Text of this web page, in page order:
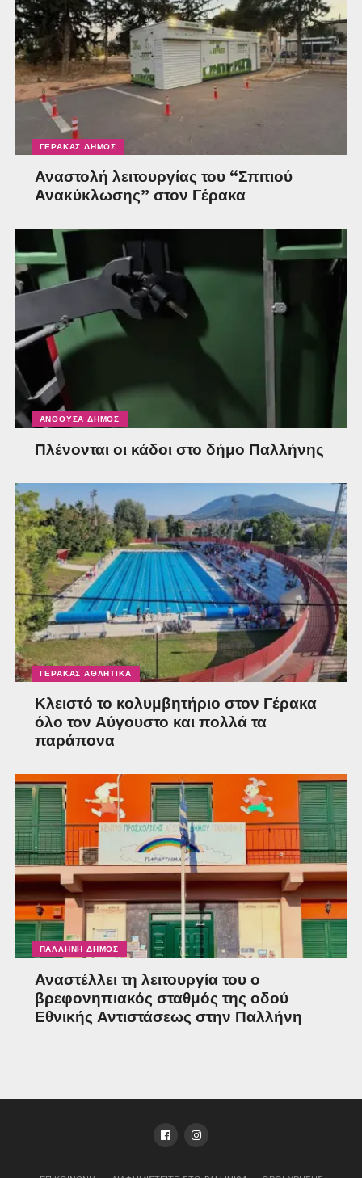
ΓΈΡΑΚΑΣ ΔΉΜΟΣ
Αναστολή λειτουργίας του “Σπιτιού
Ανακύκλωσης” στον Γέρακα
ΑΝΘΟΎΣΑ ΔΉΜΟΣ
Πλένονται οι κάδοι στο δήμο Παλλήνης
ΓΈΡΑΚΑΣ ΑΘΛΗΤΙΚΆ
Κλειστό το κολυμβητήριο στον Γέρακα
όλο τον Αύγουστο και πολλά τα
παράπονα
ΠΑΛΛΉΝΗ ΔΉΜΟΣ
Αναστέλλει τη λειτουργία του ο
βρεφονηπιακός σταθμός της οδού
Εθνικής Αντιστάσεως στην Παλλήνη